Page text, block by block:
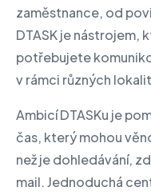
zaměstnance, od
DTASK je nástrojem,
potřebujete
v rámci různých
Ambicí DTASKu je
čas, který mohou
než je dohledávání,
mail. Jednoduchá